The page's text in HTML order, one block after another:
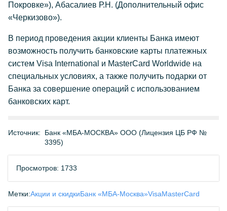
Покровке»), Абасалиев Р.Н. (Дополнительный офис
«Черкизово»).
В период проведения акции клиенты Банка имеют
возможность получить банковские карты платежных
систем Visa International и MasterCard Worldwide на
специальных условиях, а также получить подарки от
Банка за совершение операций с использованием
банковских карт.
Источник:
Банк «МБА-МОСКВА» ООО (Лицензия ЦБ РФ №
3395)
Просмотров: 1733
Метки:Акции и скидкиБанк «МБА-Москва»VisaMasterCard